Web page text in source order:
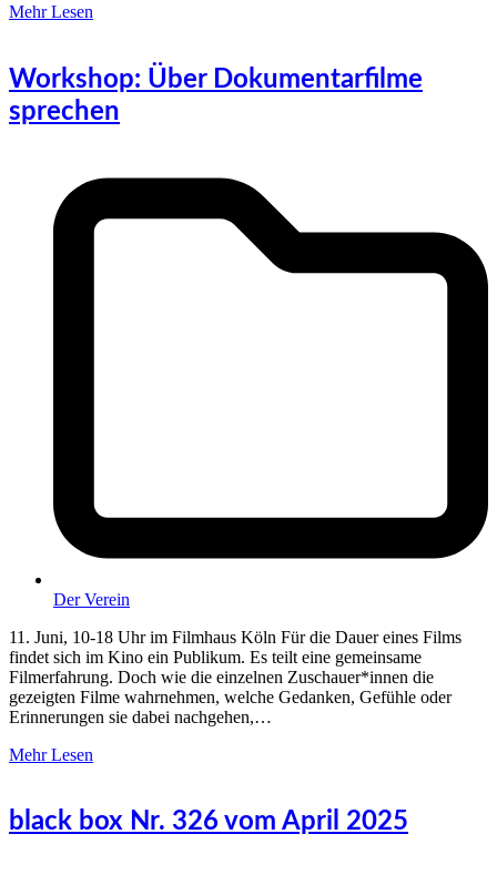
Mehr Lesen
Workshop: Über Dokumentarfilme
sprechen
Der Verein
11. Juni, 10-18 Uhr im Filmhaus Köln Für die Dauer eines Films
findet sich im Kino ein Publikum. Es teilt eine gemeinsame
Filmerfahrung. Doch wie die einzelnen Zuschauer*innen die
gezeigten Filme wahrnehmen, welche Gedanken, Gefühle oder
Erinnerungen sie dabei nachgehen,…
Mehr Lesen
black box Nr. 326 vom April 2025